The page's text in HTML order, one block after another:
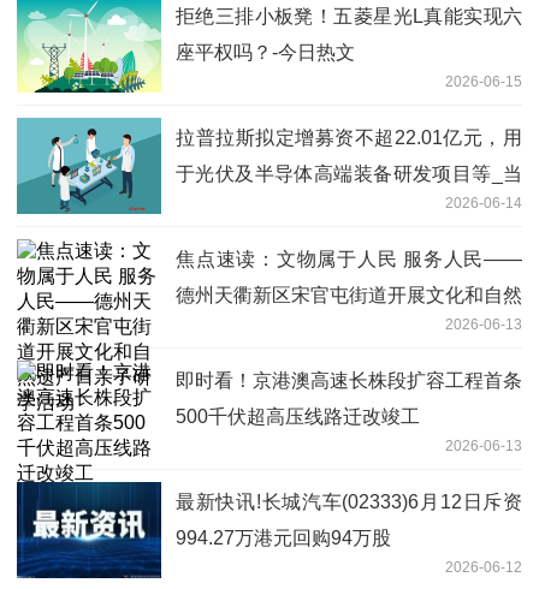
拒绝三排小板凳！五菱星光L真能实现六
座平权吗？-今日热文
2026-06-15
拉普拉斯拟定增募资不超22.01亿元，用
于光伏及半导体高端装备研发项目等_当
2026-06-14
焦点速读：文物属于人民 服务人民——
德州天衢新区宋官屯街道开展文化和自然
2026-06-13
即时看！京港澳高速长株段扩容工程首条
500千伏超高压线路迁改竣工
2026-06-13
最新快讯!长城汽车(02333)6月12日斥资
994.27万港元回购94万股
2026-06-12